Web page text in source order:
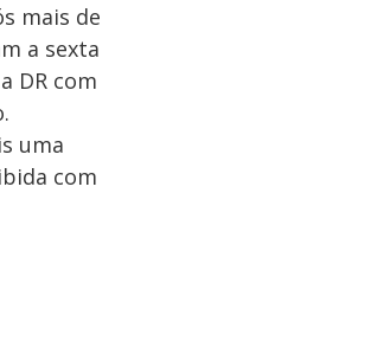
mais de
a sexta
DR com
uma
com